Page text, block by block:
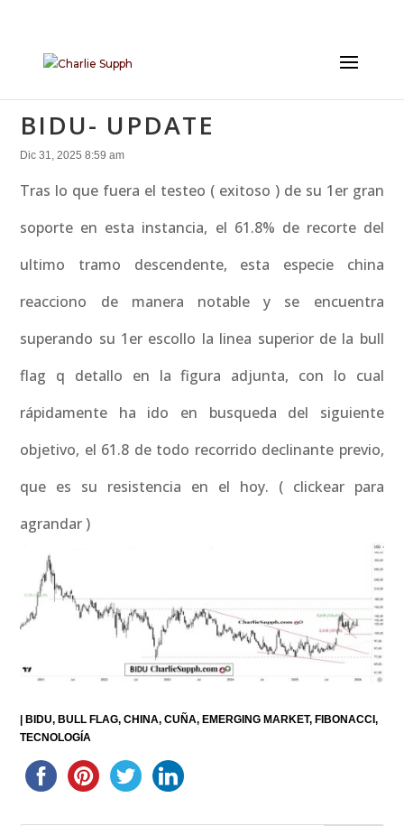
BIDU- UPDATE
Dic 31, 2025 8:59 am
Tras lo que fuera el testeo ( exitoso ) de su 1er gran
soporte en esta instancia, el 61.8% de recorte del
ultimo tramo descendente, esta especie china
reacciono de manera notable y se encuentra
superando su 1er escollo la linea superior de la bull
flag q detallo en la figura adjunta, con lo cual
rápidamente ha ido en busqueda del siguiente
objetivo, el 61.8 de todo recorrido declinante previo,
que es su resistencia en el hoy. ( clickear para
agrandar )
BIDU BULL FLAG CHINA CUÑA EMERGING MARKET FIBONACCI
TECNOLOGÍA